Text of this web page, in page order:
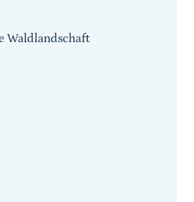
Waldlandschaft